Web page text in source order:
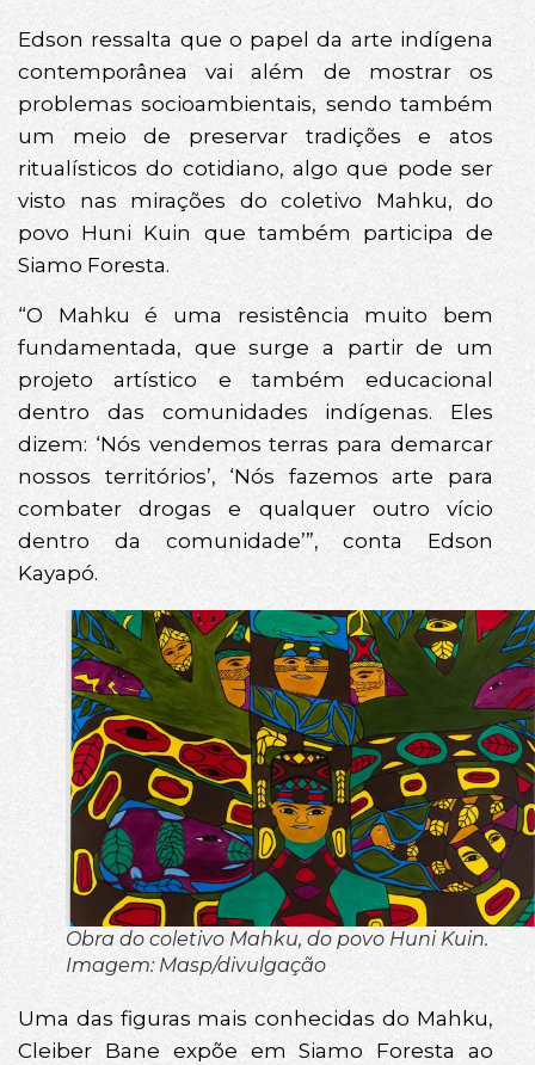
Edson ressalta que o papel da arte indígena
contemporânea vai além de mostrar os
problemas socioambientais, sendo também
um meio de preservar tradições e atos
ritualísticos do cotidiano, algo que pode ser
visto nas mirações do coletivo Mahku, do
povo Huni Kuin que também participa de
Siamo Foresta.
“O Mahku é uma resistência muito bem
fundamentada, que surge a partir de um
projeto artístico e também educacional
dentro das comunidades indígenas. Eles
dizem: ‘Nós vendemos terras para demarcar
nossos territórios’, ‘Nós fazemos arte para
combater drogas e qualquer outro vício
dentro da comunidade’”, conta Edson
Kayapó.
Obra do coletivo Mahku, do povo Huni Kuin.
Imagem: Masp/divulgação
Uma das figuras mais conhecidas do Mahku,
Cleiber Bane expõe em Siamo Foresta ao